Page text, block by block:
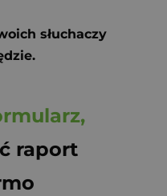
słuchaczy
raport